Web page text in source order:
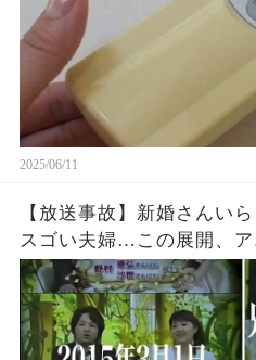
2025/06/11
【放送事故】新婚さんい
スゴい夫婦…この展開、